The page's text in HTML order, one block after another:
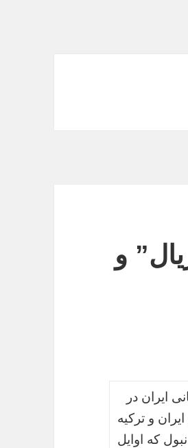
و
ایران در
و ترکیه
که اوایل